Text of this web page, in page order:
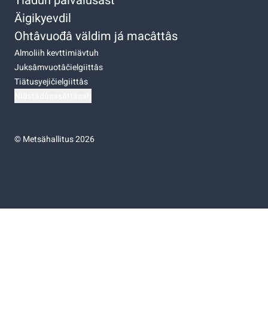
Äigikyevdil
Ohtâvuođâ väldim já macâttâs
Almoliih kevttimiävtuh
Juksâmvuotâčielgiittâs
Tiätusyejičielgiittâs
©Metsähallitus 2026